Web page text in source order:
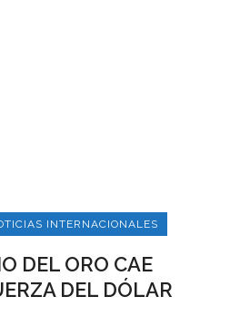
INTERNACIONALES
DEL ORO CAE
DEL DÓLAR